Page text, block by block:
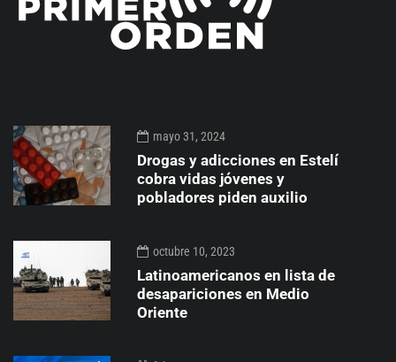
mayo 31, 2024
Drogas y adicciones en Estelí
cobra vidas jóvenes y
pobladores piden auxilio
octubre 10, 2023
Latinoamericanos en lista de
desapariciones en Medio
Oriente